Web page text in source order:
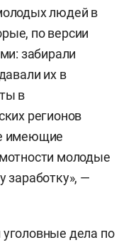
людей в
по версии
забирали
их в
в
регионов
имеющие
молодые
заработку», —
дела по